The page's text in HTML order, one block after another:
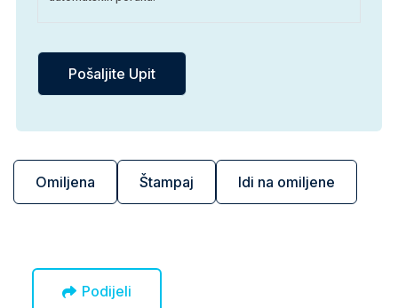
Omiljena Štampaj Idi na omiljene
Podijeli